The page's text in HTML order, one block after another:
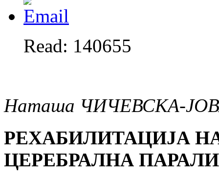
Read: 140655
Наташа ЧИЧЕВСКА-
РЕХАБИЛИТАЦИЈА
ЦЕРЕБРАЛНА